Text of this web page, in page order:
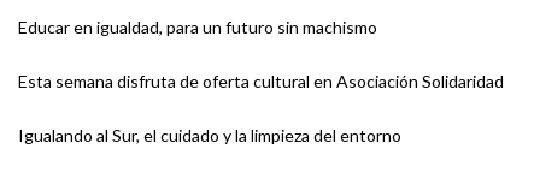
Educar en igualdad, para un futuro sin machismo
Esta semana disfruta de oferta cultural en Asociación Solidaridad
Igualando al Sur, el cuidado y la limpieza del entorno